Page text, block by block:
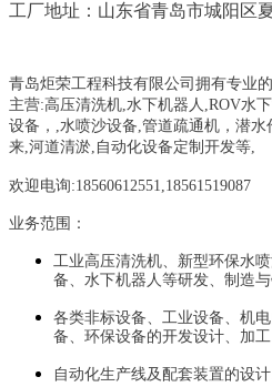
工厂地址：山东省青岛市城阳区
青岛炬荣工程科技有限公司拥有专业
主营:高压清洗机,水下机器人,ROV水
设备， ,水喷沙设备,管道疏通机 ， 潜水
来,河道清淤,自动化设备定制开发等,
欢迎电询:18560612551,18561519087
业务范围：
工业高压清洗机、新型环保水
备、水下机器人等研发、制造与
各类非标设备、工业设备、机
备、环保设备的开发设计、加工
自动化生产线及配套装置的设